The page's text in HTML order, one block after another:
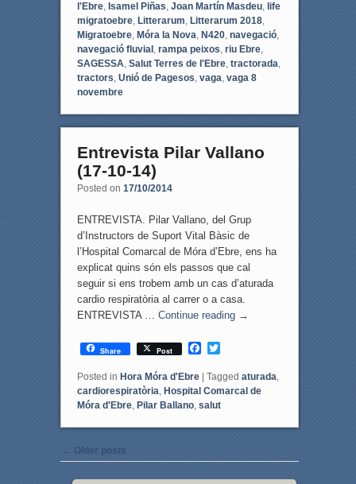
l'Ebre, Isamel Piñas, Joan Martín Masdeu, life
migratoebre, Litterarum, Litterarum 2018,
Migratoebre, Móra la Nova, N420, navegació,
navegació fluvial , rampa peixos, riu Ebre,
SAGESSA, Salut Terres de l'Ebre, tractorada,
tractors, Unió de Pagesos, vaga, vaga 8
novembre
Entrevista Pilar Vallano
(17-10-14)
Posted on 17/10/2014
ENTREVISTA. Pilar Vallano, del Grup
d’Instructors de Suport Vital Bàsic de
l’Hospital Comarcal de Móra d’Ebre, ens ha
explicat quins són els passos que cal
seguir si ens trobem amb un cas d’aturada
cardio respiratòria al carrer o a casa.
ENTREVISTA … Continue reading →
Share Post
F
c
e
b
o
o
T
i
t
t
e
r
Posted in Hora Móra d'Ebre | Tagged aturada
cardiorespiratòria Hospital Comarcal de
Móra d'Ebre, Pilar Ballano, salut
Post navigation
← Older posts